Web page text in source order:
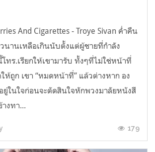
And Cigarettes - Troye Sivan ค่ำคืน
นานเหลือเกินนับตั้งแต่ผู้ชายที่กำลัง
ร.เรียกให้เขามารับ ทั้งๆที่ไม่ใช่หน้าที่
ห้ถูก เขา “หมดหน้าที่” แล้วต่างหาก อง
ในใจก่อนจะตัดสินใจหักพวงมาลัยหนังสี
งทา...
179